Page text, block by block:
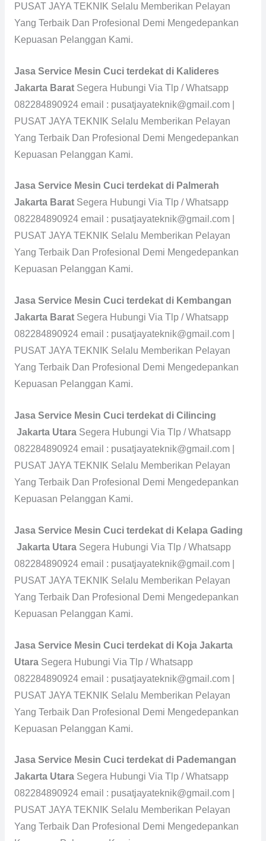
PUSAT JAYA TEKNIK Selalu Memberikan Pelayan
Yang Terbaik Dan Profesional Demi Mengedepankan
Kepuasan Pelanggan Kami.
Jasa Service Mesin Cuci terdekat di Kalideres
Jakarta Barat Segera Hubungi Via Tlp / Whatsapp
082284890924 email : pusatjayateknik@gmail.com |
PUSAT JAYA TEKNIK Selalu Memberikan Pelayan
Yang Terbaik Dan Profesional Demi Mengedepankan
Kepuasan Pelanggan Kami.
Jasa Service Mesin Cuci terdekat di Palmerah
Jakarta Barat Segera Hubungi Via Tlp / Whatsapp
082284890924 email : pusatjayateknik@gmail.com |
PUSAT JAYA TEKNIK Selalu Memberikan Pelayan
Yang Terbaik Dan Profesional Demi Mengedepankan
Kepuasan Pelanggan Kami.
Jasa Service Mesin Cuci terdekat di Kembangan
Jakarta Barat Segera Hubungi Via Tlp / Whatsapp
082284890924 email : pusatjayateknik@gmail.com |
PUSAT JAYA TEKNIK Selalu Memberikan Pelayan
Yang Terbaik Dan Profesional Demi Mengedepankan
Kepuasan Pelanggan Kami.
Jasa Service Mesin Cuci terdekat di Cilincing
Jakarta Utara Segera Hubungi Via Tlp / Whatsapp
082284890924 email : pusatjayateknik@gmail.com |
PUSAT JAYA TEKNIK Selalu Memberikan Pelayan
Yang Terbaik Dan Profesional Demi Mengedepankan
Kepuasan Pelanggan Kami.
Jasa Service Mesin Cuci terdekat di Kelapa Gading
Jakarta Utara Segera Hubungi Via Tlp / Whatsapp
082284890924 email : pusatjayateknik@gmail.com |
PUSAT JAYA TEKNIK Selalu Memberikan Pelayan
Yang Terbaik Dan Profesional Demi Mengedepankan
Kepuasan Pelanggan Kami.
Jasa Service Mesin Cuci terdekat di Koja Jakarta
Utara Segera Hubungi Via Tlp / Whatsapp
082284890924 email : pusatjayateknik@gmail.com |
PUSAT JAYA TEKNIK Selalu Memberikan Pelayan
Yang Terbaik Dan Profesional Demi Mengedepankan
Kepuasan Pelanggan Kami.
Jasa Service Mesin Cuci terdekat di Pademangan
Jakarta Utara Segera Hubungi Via Tlp / Whatsapp
082284890924 email : pusatjayateknik@gmail.com |
PUSAT JAYA TEKNIK Selalu Memberikan Pelayan
Yang Terbaik Dan Profesional Demi Mengedepankan